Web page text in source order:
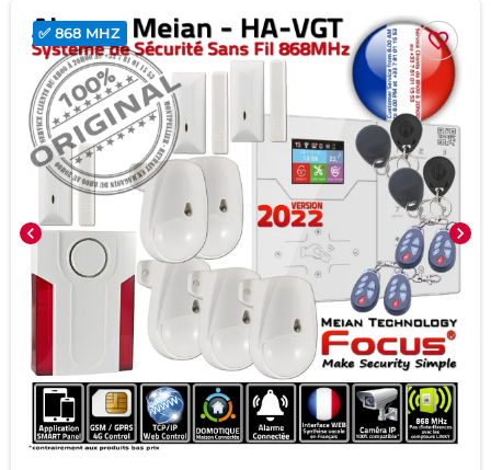
favorite_border
chevron_left chevron_right
✅ 868 MHZ